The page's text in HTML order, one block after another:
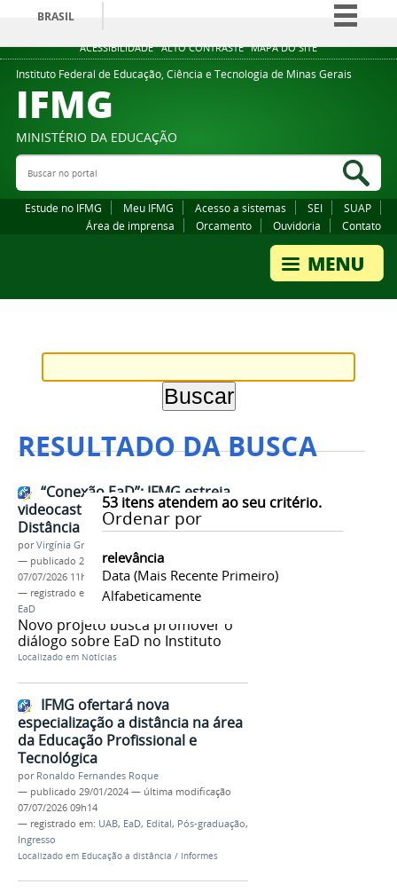
ACESSIBILIDADE ALTO CONTRASTE MAPA DO SITE
BRASIL
Simplifique!
Comunica BR
Legislação
Instituto Federal de Educação, Ciência e Tecnologia de Minas Gerais
IFMG
MINISTÉRIO DA EDUCAÇÃO
Buscar no portal
Estude no IFMG Meu IFMG Acesso a sistemas SEI
SUAP
Área de imprensa
Orcamento Ouvidoria Contato
RESULTADO DA BUSCA
53itens atendem ao seu critério.
Ordenar por
relevância
Data (mais Recente Primeiro)
Alfabeticamente
“Conexão EaD”: IFMG estreia
videocast sobre Educação a
Distância
porVirgínia Graziela Fonseca Barbosa
— publicado 25/06/2026—última modificação
07/07/2026 11h42
— registrado em:
Conexão EaD,Cread,Videocast
EaD
Novo projeto busca promover o
diálogo sobre EaD no Instituto
Localizado em Notícias
IFMG ofertará nova
especialização a distância na área
da Educação Profissional e
Tecnológica
por Ronaldo Fernandes Roque
— publicado 29/01/2024 — última modificação
07/07/2026 09h14
— registrado em: UAB, EaD, Edital, Pós-graduação,
Ingresso
Localizado em Educação a distância / Informes